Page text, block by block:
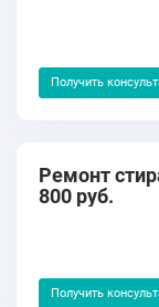
Получить
Ремонт
800 руб.
Получить